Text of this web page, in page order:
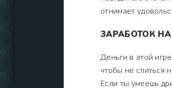
отнимает
ЗАРАБОТОК
Деньги в этой
чтобы не слиться
Если ты умеешь